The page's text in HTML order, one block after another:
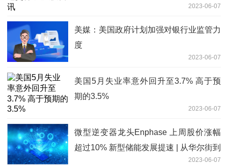
2023-06-07
美媒：美国政府计划加强对银行业监管力
度
2023-06-07
美国5月失业率意外回升至3.7% 高于预
期的3.5%
2023-06-07
微型逆变器龙头Enphase 上周股价涨幅
超过10% 新型储能发展提速 | 从华尔街到
2023-06-07